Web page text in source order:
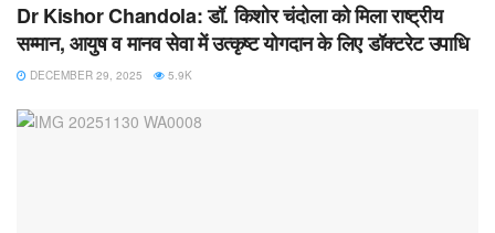
Dr Kishor Chandola: डॉ. किशोर चंदोला को मिला राष्ट्रीय
सम्मान, आयुष व मानव सेवा में उत्कृष्ट योगदान के लिए डॉक्टरेट उपाधि
DECEMBER 29, 2025 5.9K